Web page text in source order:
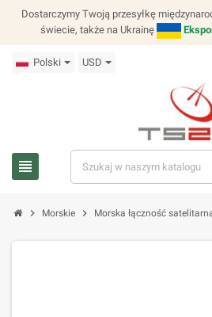
Dostarczymy Twoją przesyłkę
świecie, także na Ukrainę
Polski USD
view_headline
chevron_right Morskie chevron_right Morska łączność